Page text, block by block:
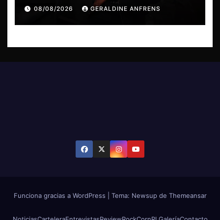
08/08/2026 GERALDINE ANFRENS
Funciona gracias a WordPress Tema: Newsup de Themeansar